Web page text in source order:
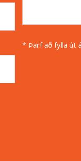
* Þarf að fylla út